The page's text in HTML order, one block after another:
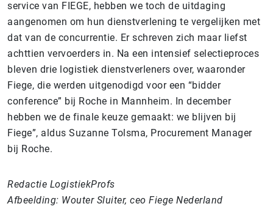
service van FIEGE, hebben we toch de uitdaging
aangenomen om hun dienstverlening te vergelijken met
dat van de concurrentie. Er schreven zich maar liefst
achttien vervoerders in. Na een intensief selectieproces
bleven drie logistiek dienstverleners over, waaronder
Fiege, die werden uitgenodigd voor een “bidder
conference” bij Roche in Mannheim. In december
hebben we de finale keuze gemaakt: we blijven bij
Fiege”, aldus Suzanne Tolsma, Procurement Manager
bij Roche.
Redactie LogistiekProfs
Afbeelding: Wouter Sluiter, ceo Fiege Nederland